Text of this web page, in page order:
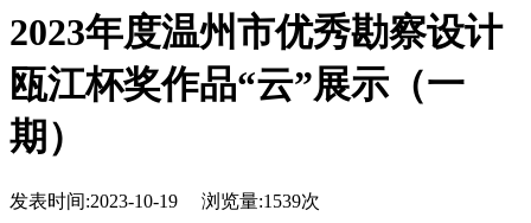
2023年度温州市优秀勘察设计
瓯江杯奖作品“云”展示（一
期）
发表时间:2023-10-19 浏览量:1539次